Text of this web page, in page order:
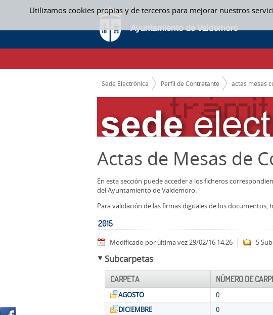
Utilizamos cookies propias y de terceros para mejorar nuestros
Saltar al contenido
2015 - ACTAS MESAS CONTRATACION
CAMINO DE MIGAS
Sede Electrónica Perfil de Contratante actas mesas
Actas de Mesas de
En esta sección puede acceder a los ficheros
del Ayuntamiento de Valdemoro.
Para validación de las firmas digitales de los documentos,
2015
Modificado por última vez 29/02/16 14:26 5
Subcarpetas
CARPETA NÚMERO DE
AGOSTO 0
DICIEMBRE
0